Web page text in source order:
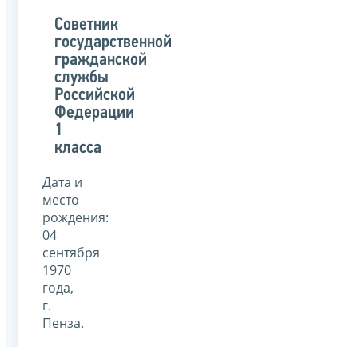
Советник
государственной
гражданской
службы
Российской
Федерации
1
класса
Дата и
место
рождения:
04
сентября
1970
года,
г.
Пенза.